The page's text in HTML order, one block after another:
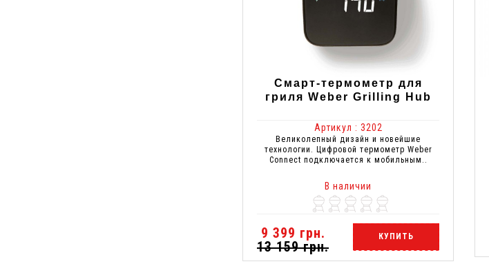
Смарт-термометр для
гриля Weber Grilling Hub
Артикул : 3202
Великолепный дизайн и новейшие
технологии. Цифровой термометр Weber
Connect подключается к мобильным..
В наличии
9 399 грн.
13 159 грн.
КУПИТЬ